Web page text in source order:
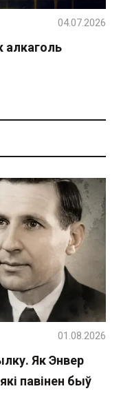
алкаголь
04.07.2026
Як Энвер
павінен быў
01.08.2026